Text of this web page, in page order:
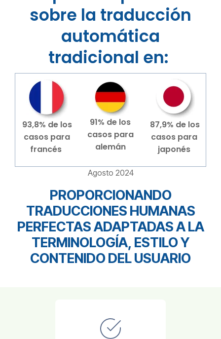
sobre la traducción
automática
tradicional en:
93,8% de los
casos para
francés
91% de los
casos para
alemán
87,9% de los
casos para
japonés
Agosto 2024
PROPORCIONANDO
TRADUCCIONES HUMANAS
PERFECTAS ADAPTADAS A LA
TERMINOLOGÍA, ESTILO Y
CONTENIDO DEL USUARIO